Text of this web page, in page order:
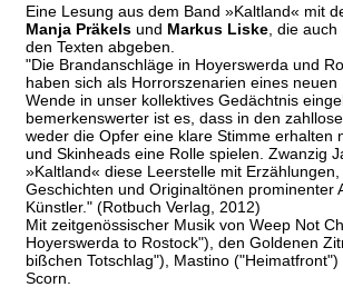
Eine Lesung aus dem Band »Kaltland« mit
Manja Präkels und Markus Liske , die
den Texten abgeben.
"Die Brandanschläge in Hoyerswerda und
haben sich als Horrorszenarien eines
Wende in unser kollektives Gedächtnis
bemerkenswerter ist es, dass in den
weder die Opfer eine klare Stimme erhalten
und Skinheads eine Rolle spielen. Zwanzig
»Kaltland« diese Leerstelle mit
Geschichten und Originaltönen prominenter
Künstler." (Rotbuch Verlag, 2012)
Mit zeitgenössischer Musik von Weep Not
Hoyerswerda to Rostock"), den Goldenen
bißchen Totschlag"), Mastino
Scorn.